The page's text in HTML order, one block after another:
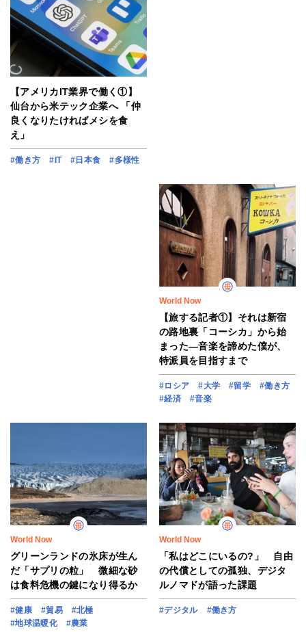
【アメリカIT業界で働く①】
仙台から米テック企業へ 「仲
良くなりたければメシを食
え」
#働き方 #IT #日本食 #多様性
World Now
【旅する記者①】それは新宿
の路地裏「コーシカ」から始
まった―音楽を諦めた僕が、
特派員を目指すまで
#ロシア #大学 #留学
#働き方
#経済
#音楽
World Now
グリーンランドの氷床が生ん
だ「サプリの粒」 微細な砂
は食料危機の鍵になり得るか
#健康 #貿易
#北極
#地球温暖化
#農業
World Now
「私はどこにいるの?」 自由
の代償としての孤独、デジタ
ルノマドが語った課題
#デジタル #働き方